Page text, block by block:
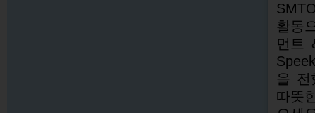
활동
먼트
을 전
따뜻